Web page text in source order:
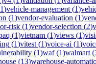
1)vehicle-management (1)
(1)vendor-evaluation (1)
risk (1)vendor-selection (2)
(1)vietnam (1)views (1)
(1)vitest (1)voice-ai (1)
(1)waf(1)walmart (
(13)warehouse-